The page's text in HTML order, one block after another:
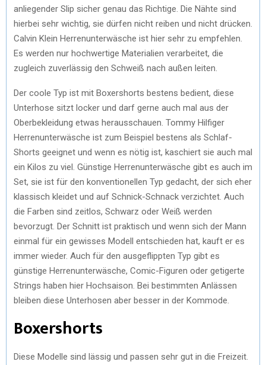
anliegender Slip sicher genau das Richtige. Die Nähte sind
hierbei sehr wichtig, sie dürfen nicht reiben und nicht drücken.
Calvin Klein Herrenunterwäsche ist hier sehr zu empfehlen.
Es werden nur hochwertige Materialien verarbeitet, die
zugleich zuverlässig den Schweiß nach außen leiten.
Der coole Typ ist mit Boxershorts bestens bedient, diese
Unterhose sitzt locker und darf gerne auch mal aus der
Oberbekleidung etwas herausschauen. Tommy Hilfiger
Herrenunterwäsche ist zum Beispiel bestens als Schlaf-
Shorts geeignet und wenn es nötig ist, kaschiert sie auch mal
ein Kilos zu viel. Günstige Herrenunterwäsche gibt es auch im
Set, sie ist für den konventionellen Typ gedacht, der sich eher
klassisch kleidet und auf Schnick-Schnack verzichtet. Auch
die Farben sind zeitlos, Schwarz oder Weiß werden
bevorzugt. Der Schnitt ist praktisch und wenn sich der Mann
einmal für ein gewisses Modell entschieden hat, kauft er es
immer wieder. Auch für den ausgeflippten Typ gibt es
günstige Herrenunterwäsche, Comic-Figuren oder getigerte
Strings haben hier Hochsaison. Bei bestimmten Anlässen
bleiben diese Unterhosen aber besser in der Kommode.
Boxershorts
Diese Modelle sind lässig und passen sehr gut in die Freizeit.